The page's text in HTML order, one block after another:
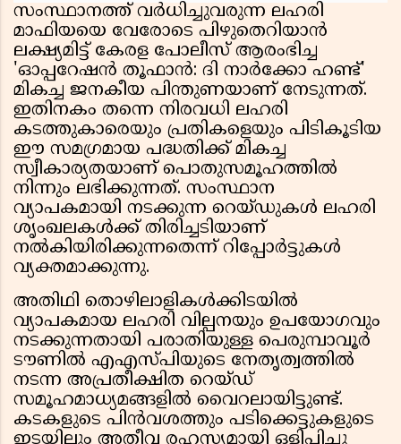
സംസ്ഥാനത്ത് വർധിച്ചുവരുന്ന ലഹരി
മാഫിയയെ വേരോടെ പിഴുതെറിയാൻ
ലക്ഷ്യമിട്ട് കേരള പോലീസ് ആരംഭിച്ച
'ഓപ്പറേഷൻ തൂഫാൻ: ദി നാർക്കോ ഹണ്ട്'
മികച്ച ജനകീയ പിന്തുണയാണ് നേടുന്നത്.
ഇതിനകം തന്നെ നിരവധി ലഹരി
കടത്തുകാരെയും പ്രതികളെയും പിടികൂടിയ
ഈ സമഗ്രമായ പദ്ധതിക്ക് മികച്ച
സ്വീകാര്യതയാണ് പൊതുസമൂഹത്തിൽ
നിന്നും ലഭിക്കുന്നത്. സംസ്ഥാന
വ്യാപകമായി നടക്കുന്ന റെയ്ഡുകൾ ലഹരി
ശൃംഖലകൾക്ക് തിരിച്ചടിയാണ്
നൽകിയിരിക്കുന്നതെന്ന് റിപ്പോർട്ടുകൾ
വ്യക്തമാക്കുന്നു.
അതിഥി തൊഴിലാളികൾക്കിടയിൽ
വ്യാപകമായ ലഹരി വില്പനയും ഉപയോഗവും
നടക്കുന്നതായി പരാതിയുള്ള പെരുമ്പാവൂർ
ടൗണിൽ എഎസ്പിയുടെ നേതൃത്വത്തിൽ
നടന്ന അപ്രതീക്ഷിത റെയ്ഡ്
സമൂഹമാധ്യമങ്ങളിൽ വൈറലായിട്ടുണ്ട്.
കടകളുടെ പിൻവശത്തും പടിക്കെട്ടുകളുടെ